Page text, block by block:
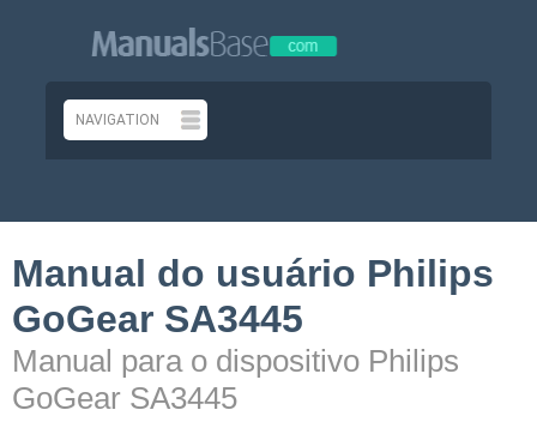
Manual do usuário Philips
GoGear SA3445
Manual para o dispositivo Philips
GoGear SA3445